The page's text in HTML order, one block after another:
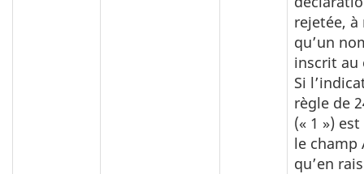
rejetée, à
qu’un
inscrit au
Si
règle de
(« 1 »)
le champ
qu’en